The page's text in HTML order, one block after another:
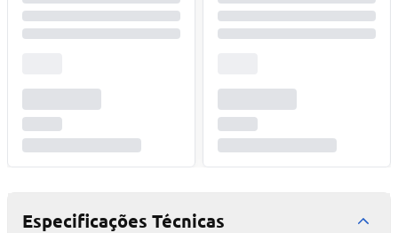
Especificações Técnicas